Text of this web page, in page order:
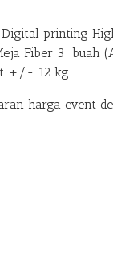
printing
Fiber 3 buah
+/- 12 kg
harga event